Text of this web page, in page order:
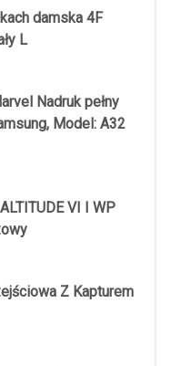
damska 4F
L
Nadruk pełny
Model: A32
VI I WP
Z Kapturem